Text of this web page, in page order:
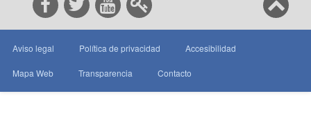
Aviso legal Política de privacidad Accesibilidad
Mapa Web Transparencia Contacto